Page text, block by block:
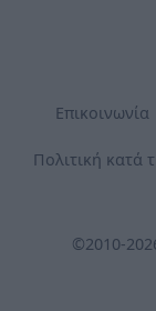
Επικοινωνία
Πολιτική κατά
©2010-